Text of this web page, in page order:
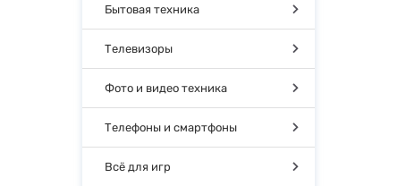
Бытовая техника
Телевизоры
Фото и видео техника
Телефоны и смартфоны
Всё для игр